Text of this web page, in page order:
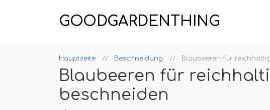
GOODGARDENTHING
Hauptseite Beschneidung Blaubeeren für
Blaubeeren für
beschneiden